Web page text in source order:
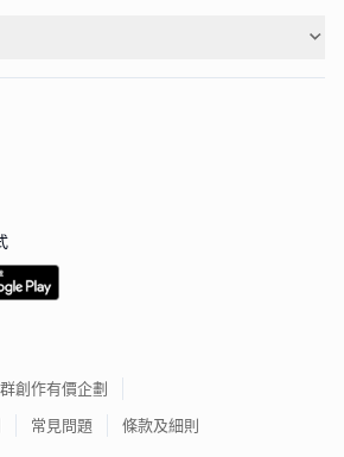
創作有價企劃
常見問題 條款及細則